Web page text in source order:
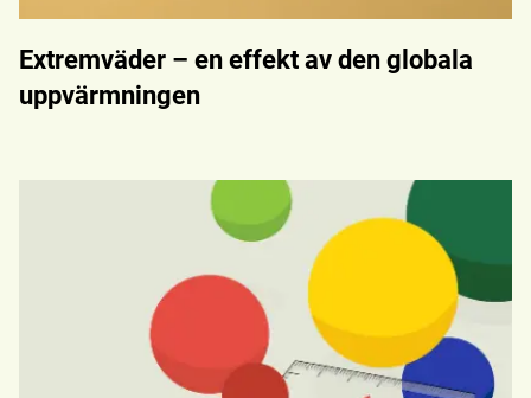
Extremväder – en effekt av den globala
uppvärmningen